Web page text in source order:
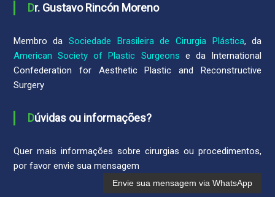
Dr. Gustavo Rincón Moreno
Membro daSociedade Brasileira de Cirurgia Plástica, da
American Society of Plastic Surgeons e da International
Confederation for Aesthetic Plastic and Reconstructive
Surgery
Dúvidas ou informações?
Quer mais informações sobre cirurgias ou procedimentos,
por favor envie sua mensagem